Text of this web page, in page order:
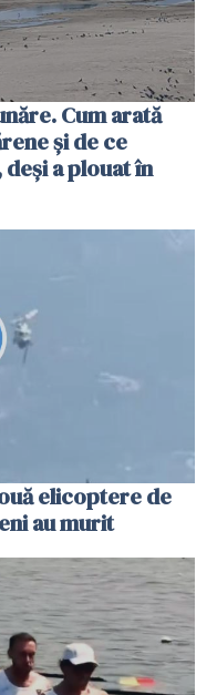
Cum arată
și de ce
a plouat în
elicoptere de
au murit